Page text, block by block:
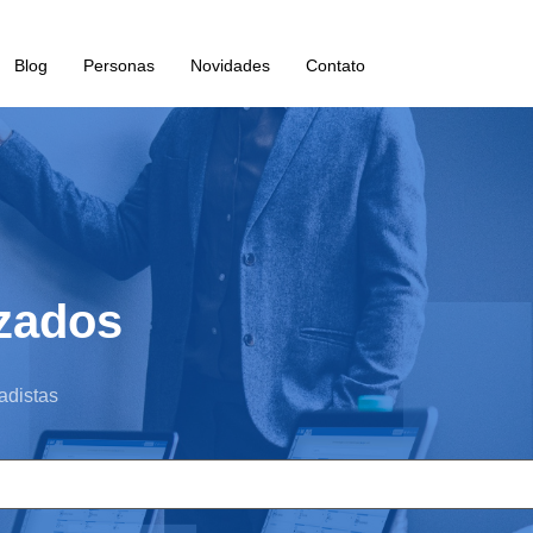
Blog Personas Novidades Contato